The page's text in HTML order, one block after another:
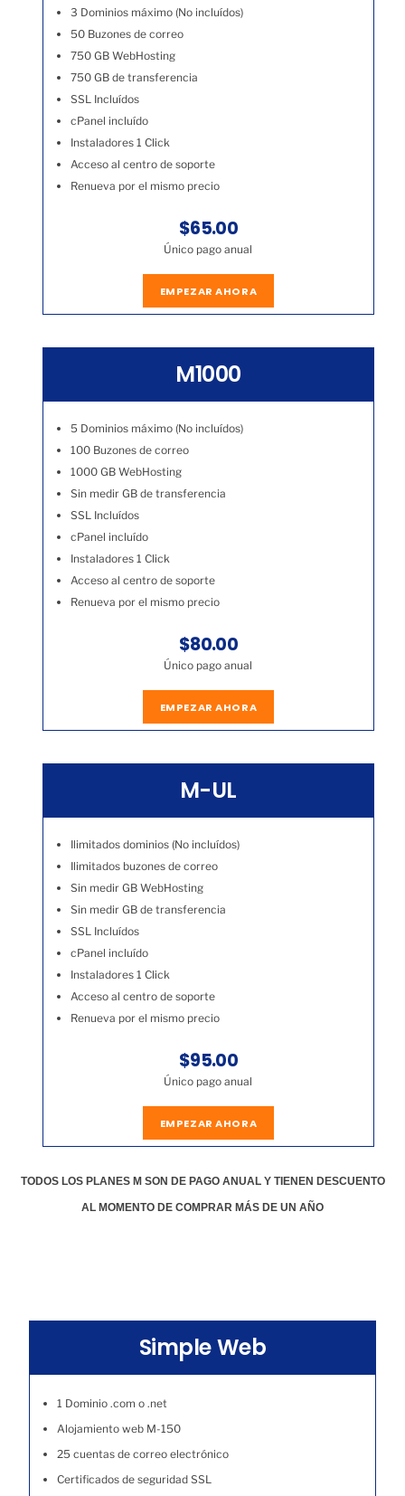
3 Dominios máximo (No incluídos)
50 Buzones de correo
750 GB WebHosting
750 GB de transferencia
SSL Incluídos
cPanel incluído
Instaladores 1 Click
Acceso al centro de soporte
Renueva por el mismo precio
$65.00
Único pago anual
EMPEZAR AHORA
M1000
5 Dominios máximo (No incluídos)
100 Buzones de correo
1000 GB WebHosting
Sin medir GB de transferencia
SSL Incluídos
cPanel incluído
Instaladores 1 Click
Acceso al centro de soporte
Renueva por el mismo precio
$80.00
Único pago anual
EMPEZAR AHORA
M-UL
Ilimitados dominios (No incluídos)
Ilimitados buzones de correo
Sin medir GB WebHosting
Sin medir GB de transferencia
SSL Incluídos
cPanel incluído
Instaladores 1 Click
Acceso al centro de soporte
Renueva por el mismo precio
$95.00
Único pago anual
EMPEZAR AHORA
TODOS LOS PLANES M SON DE PAGO ANUAL Y TIENEN DESCUENTO
AL MOMENTO DE COMPRAR MÁS DE UN AÑO
Simple Web
1 Dominio .com o .net
Alojamiento web M-150
25 cuentas de correo electrónico
Certificados de seguridad SSL